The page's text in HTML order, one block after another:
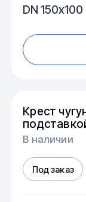
DN 150х100
Крест
В наличии
Под заказ